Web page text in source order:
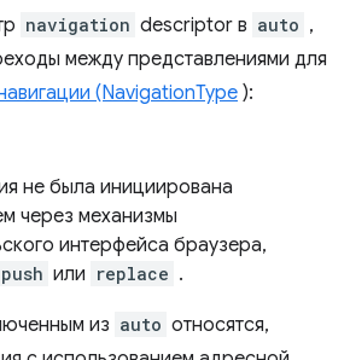
navigation descriptor в auto ,
между представлениями для
(NavigationType ):
не была инициирована
через механизмы
интерфейса браузера,
push или replace .
из auto относятся,